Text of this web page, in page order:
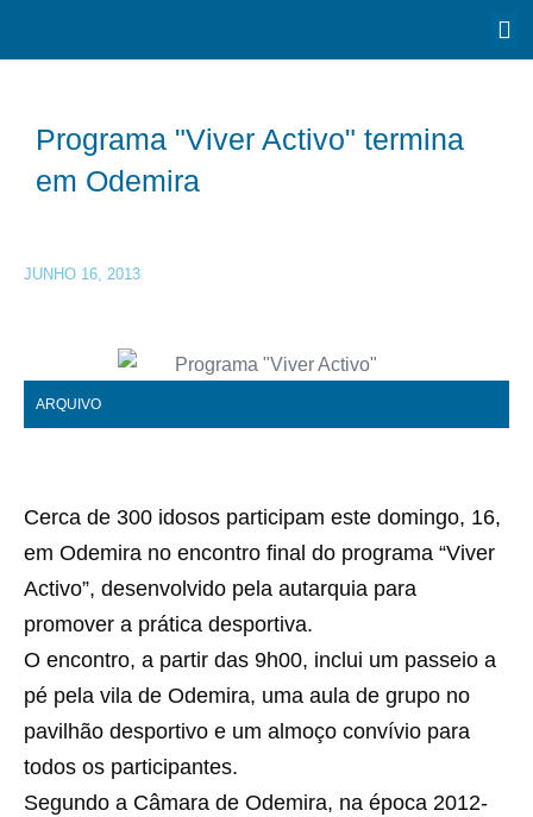
Programa "Viver Activo" termina
em Odemira
JUNHO 16, 2013
ARQUIVO
Cerca de 300 idosos participam este domingo, 16,
em Odemira no encontro final do programa “Viver
Activo”, desenvolvido pela autarquia para
promover a prática desportiva.
O encontro, a partir das 9h00, inclui um passeio a
pé pela vila de Odemira, uma aula de grupo no
pavilhão desportivo e um almoço convívio para
todos os participantes.
Segundo a Câmara de Odemira, na época 2012-